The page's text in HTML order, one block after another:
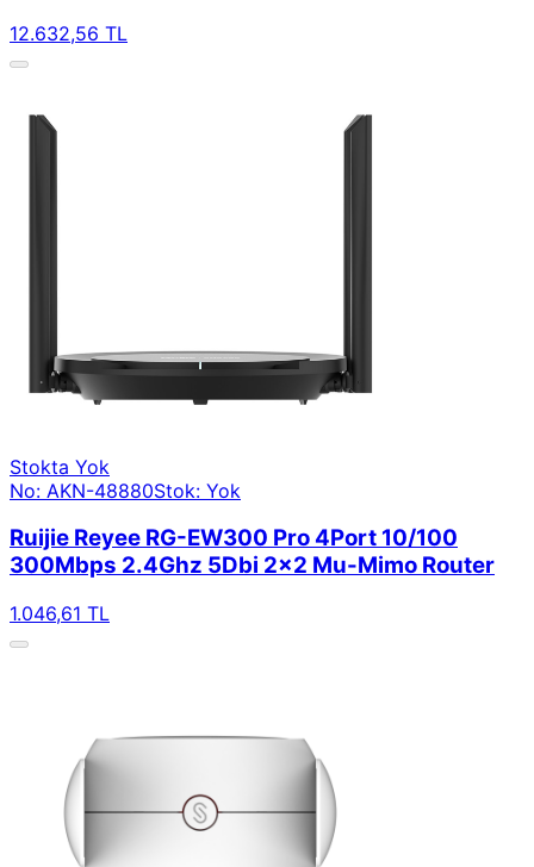
12.632,56 TL
Stokta Yok
No: AKN-48880Stok: Yok
Ruijie Reyee RG-EW300 Pro 4Port 10/100
300Mbps 2.4Ghz 5Dbi 2x2 Mu-Mimo Router
1.046,61 TL